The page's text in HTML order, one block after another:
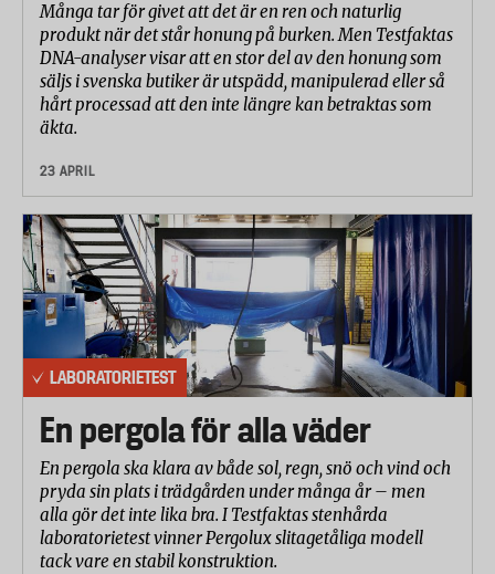
Betygsättningen har gjorts på en skala från 1 till 10
där 10 är bäst. Betyg under 6 har endast givits till
dåliga resultat eller resultat som är avsevärt sämre
än övriga bollar urvalet.
kompression) 25%
Förändrad studs 25%
Förändrad snabbhet i studsretur 25%
Förändrad friktion mot banan 25%
Många tar för givet att det är en ren och naturlig
produkt när det står honung på burken. Men Testfaktas
DNA-analyser visar att en stor del av den honung som
säljs i svenska butiker är utspädd, manipulerad eller så
hårt processad att den inte längre kan betraktas som
äkta.
23 APRIL
LABORATORIETEST
En pergola för alla väder
En pergola ska klara av både sol, regn, snö och vind och
pryda sin plats i trädgården under många år – men
alla gör det inte lika bra. I Testfaktas stenhårda
laboratorietest vinner Pergolux slitagetåliga modell
tack vare en stabil konstruktion.